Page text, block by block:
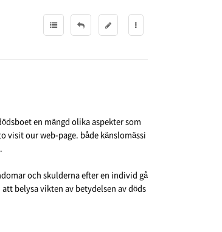
en mängd olika aspekter som
visit our web-page. både känslomässi
och skulderna efter en individ gå
belysa vikten av betydelsen av döds